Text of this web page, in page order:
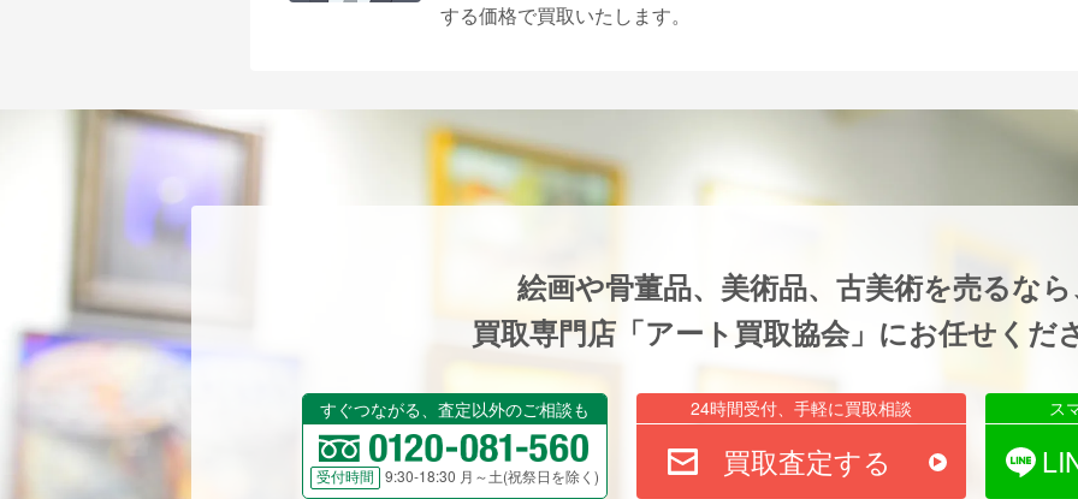
する価格で買取いたします。
絵画や骨董品、美術品、古美術を売るな
買取専門店「アート買取協会」にお任せくだ
すぐつながる、査定以外のご相談も
受付時間 9:30-18:30 月～土(祝祭日を除く)
24時間受付、手軽に買取相談
買取査定する
ス